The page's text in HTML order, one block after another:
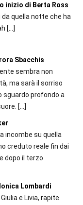
inizio di Berta Ross
quella notte che ha
[…]
Sbacchis
sembra non
ma sarà il sorriso
sguardo profondo a
[…]
incombe su quella
creduto reale fin dai
dopo il terzo
Lombardi
e Livia, rapite